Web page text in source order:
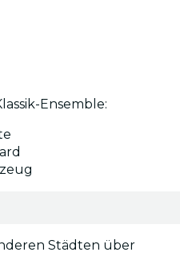
Ensemble:
Städten über